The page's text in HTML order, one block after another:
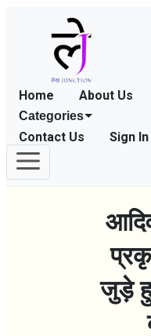
Home About Us
Categories
Contact Us Sign In
जुड़े